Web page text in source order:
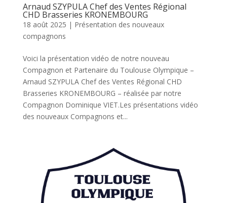
Arnaud SZYPULA Chef des Ventes Régional
CHD Brasseries KRONEMBOURG
18 août 2025 | Présentation des nouveaux
compagnons
Voici la présentation vidéo de notre nouveau
Compagnon et Partenaire du Toulouse Olympique –
Arnaud SZYPULA Chef des Ventes Régional CHD
Brasseries KRONEMBOURG – réalisée par notre
Compagnon Dominique VIET.Les présentations vidéo
des nouveaux Compagnons et...